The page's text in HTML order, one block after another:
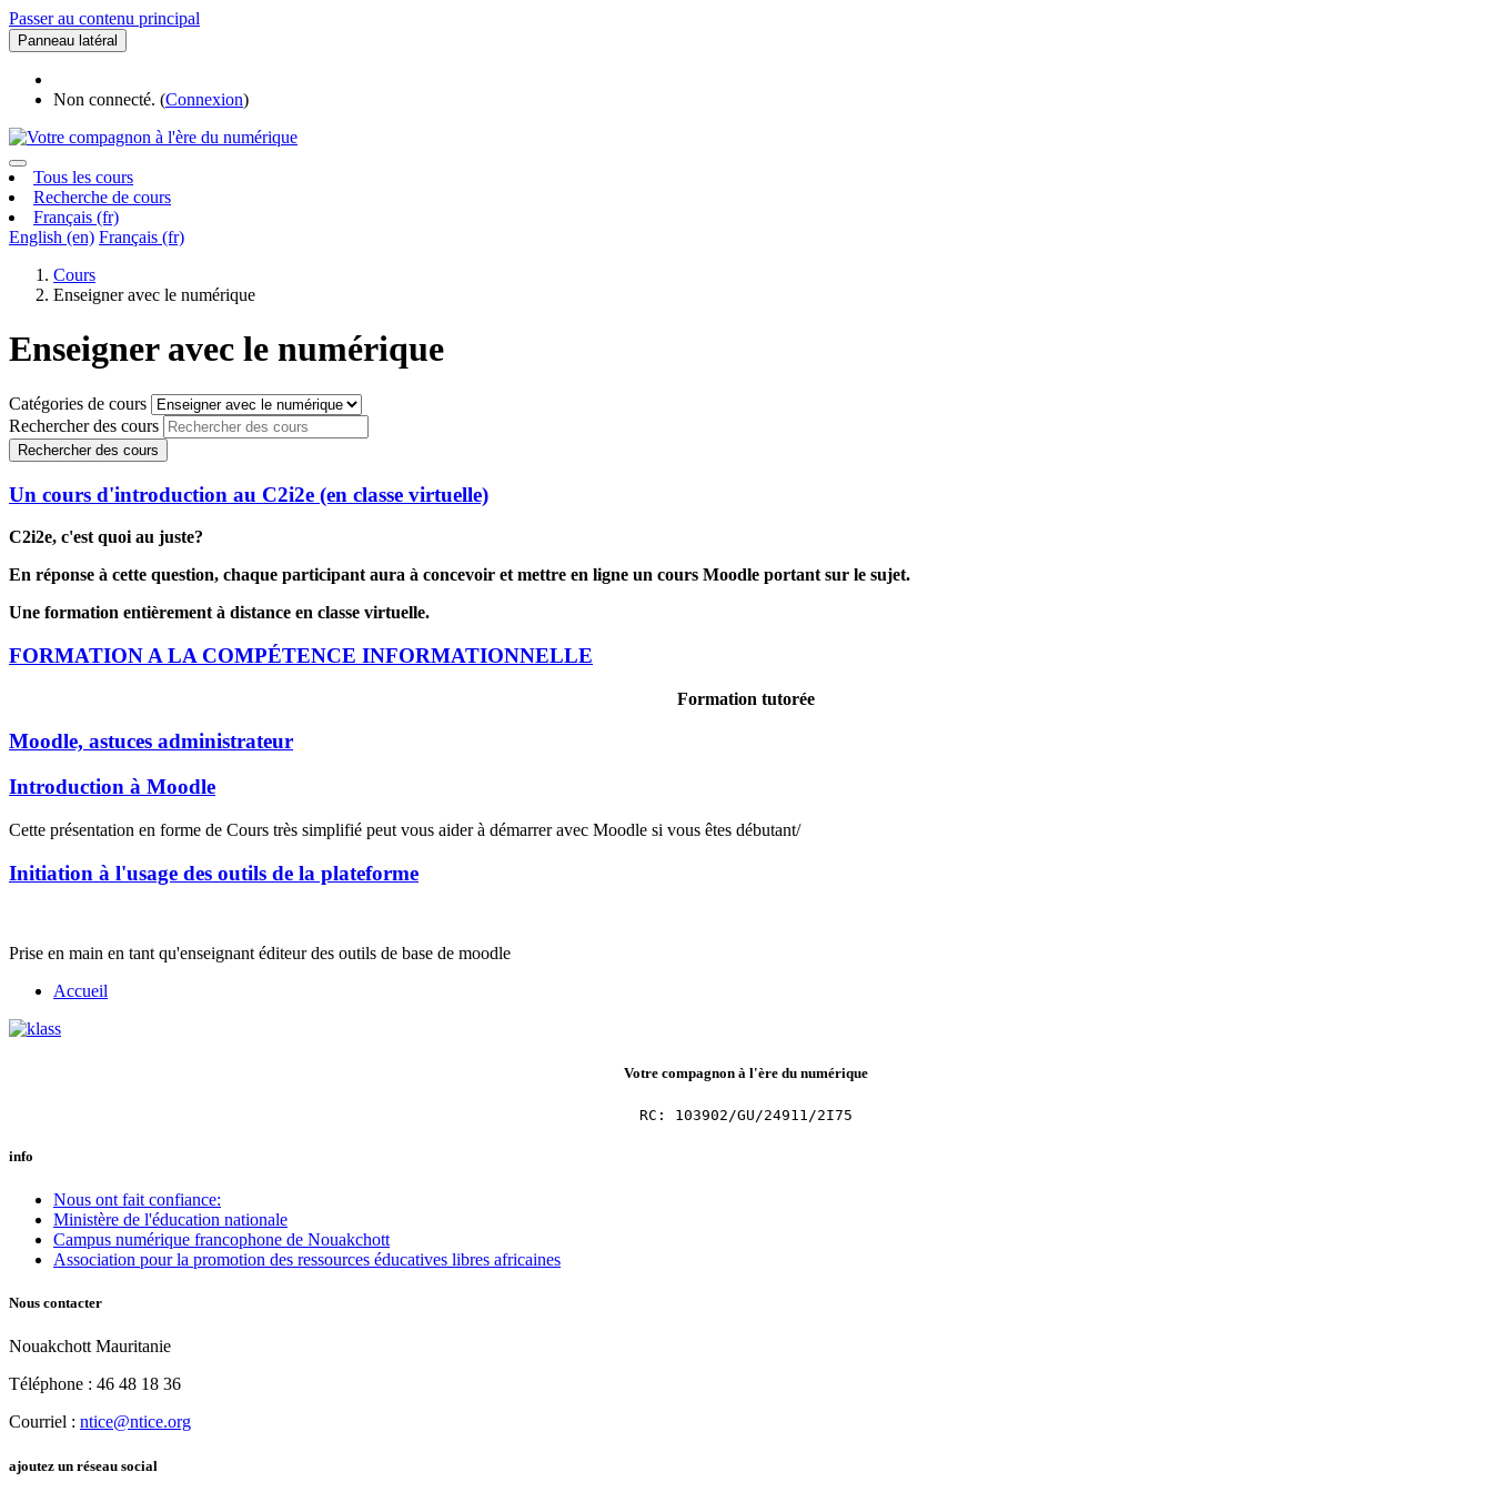
Passer au contenu principal
Panneau latéral
Non connecté. (Connexion)
Tous les cours
Recherche de cours
Français ‎(fr)‎
English ‎(en)‎ Français ‎(fr)‎
Cours
Enseigner avec le numérique
Enseigner avec le numérique
Catégories de cours
Rechercher des cours
Rechercher des cours
Un cours d'introduction au C2i2e (en classe virtuelle)
C2i2e, c'est quoi au juste?
En réponse à cette question, chaque participant aura à concevoir et mettre en ligne un cours Moodle portant sur le sujet.
Une formation entièrement à distance en classe virtuelle.
FORMATION A LA COMPÉTENCE INFORMATIONNELLE
Formation tutorée
Moodle, astuces administrateur
Introduction à Moodle
Cette présentation en forme de Cours très simplifié peut vous aider à démarrer avec Moodle si vous êtes débutant/
Initiation à l'usage des outils de la plateforme
Prise en main en tant qu'enseignant éditeur des outils de base de moodle
Accueil
Votre compagnon à l'ère du numérique
RC: 103902/GU/24911/2I75
info
Nous ont fait confiance:
Ministère de l'éducation nationale
Campus numérique francophone de Nouakchott
Association pour la promotion des ressources éducatives libres africaines
Nous contacter
Nouakchott Mauritanie
Téléphone : 46 48 18 36
Courriel : ntice@ntice.org
ajoutez un réseau social